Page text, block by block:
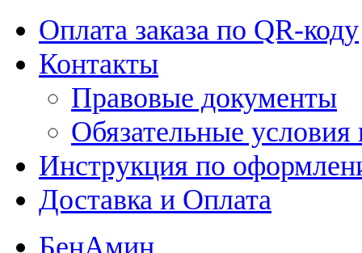
Оплата заказа по QR-коду
Контакты
Правовые документы
Обязательные
Инструкция по
Доставка и Оплата
БенАмин